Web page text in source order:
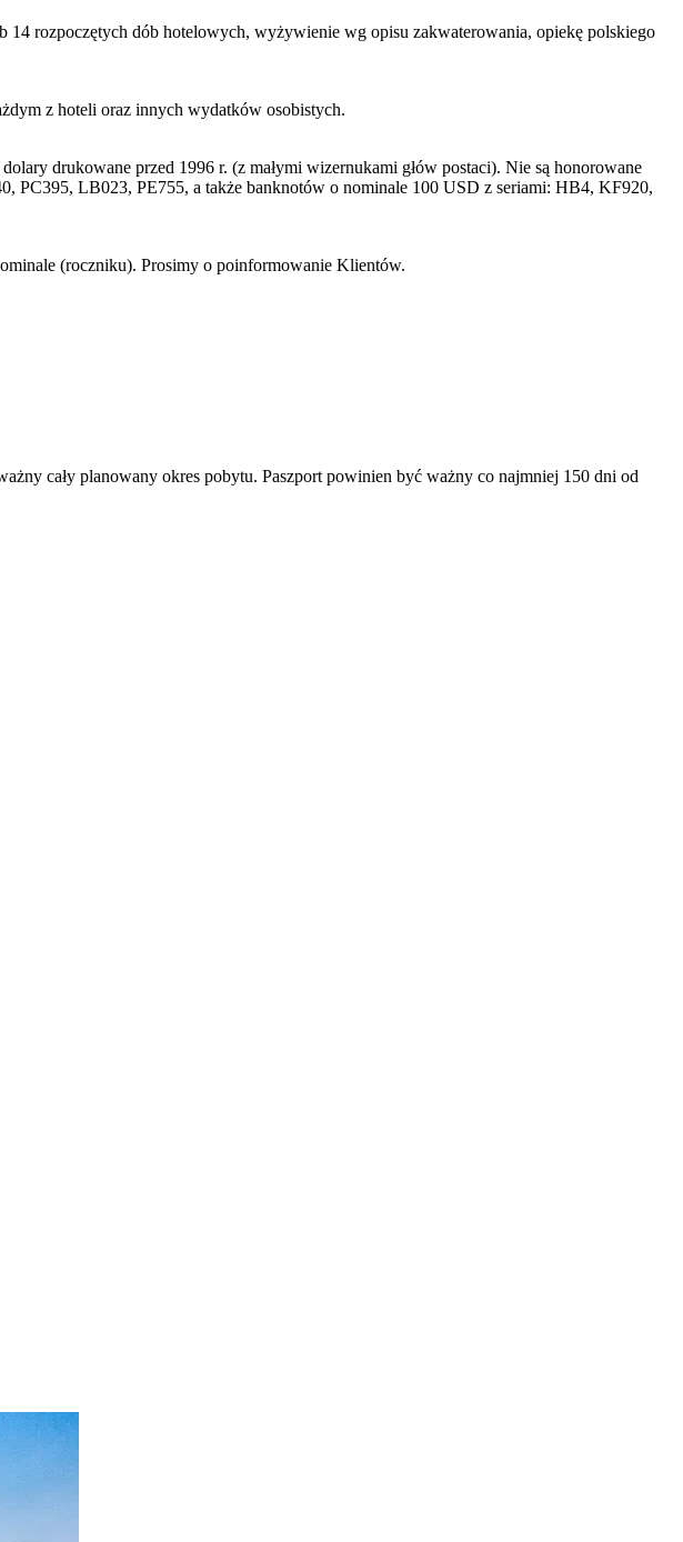
rozpoczętych dób hotelowych, wyżywienie wg opisu zakwaterowania, opiekę polskiego
z hoteli oraz innych wydatków osobistych.
drukowane przed 1996 r. (z małymi wizernukami głów postaci). Nie są honorowane
LB023, PE755, a także banknotów o nominale 100 USD z seriami: HB4, KF920,
(roczniku). Prosimy o poinformowanie Klientów.
cały planowany okres pobytu. Paszport powinien być ważny co najmniej 150 dni od